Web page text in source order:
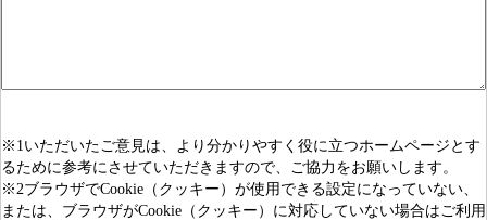
※1いただいたご意見は、より分かりやすく役に立つホームページとす
るために参考にさせていただきますので、ご協力をお願いします。
※2ブラウザでCookie（クッキー）が使用できる設定になっていない、
または、ブラウザがCookie（クッキー）に対応していない場合はご利用